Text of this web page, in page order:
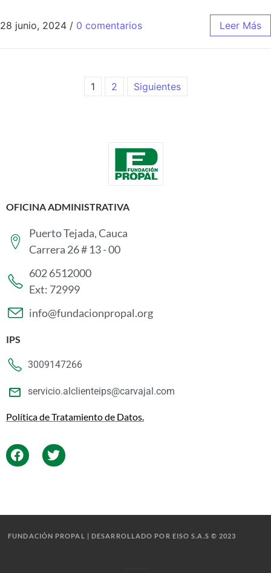
28 junio, 2024 / 0 comentarios Leer Más
1 2 Siguientes
OFICINA ADMINISTRATIVA
Puerto Tejada, Cauca
Carrera 26 # 13 - 00
602 6512000
Ext: 72999
info@fundacionpropal.org
IPS
3009147266
servicio.alclienteips@carvajal.com
Política de Tratamiento de Datos.
FUNDACIÓN PROPAL | DESARROLLADO POR EISO S.A.S © 2023